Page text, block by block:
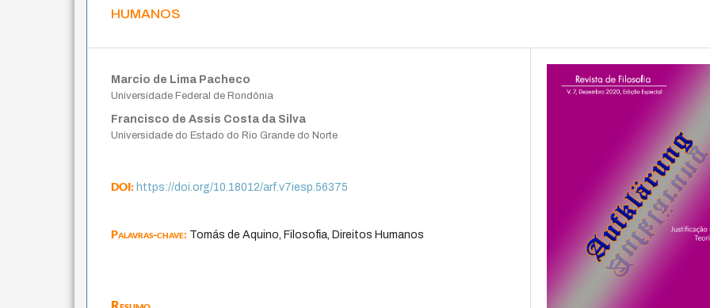
humanos
Marcio de Lima Pacheco
Universidade Federal de Rondônia
Francisco de Assis Costa da Silva
Universidade do Estado do Rio Grande do Norte
DOI:https://doi.org/10.18012/arf.v7iesp.56375
Palavras-chave: Tomás de Aquino, Filosofia, Direitos Humanos